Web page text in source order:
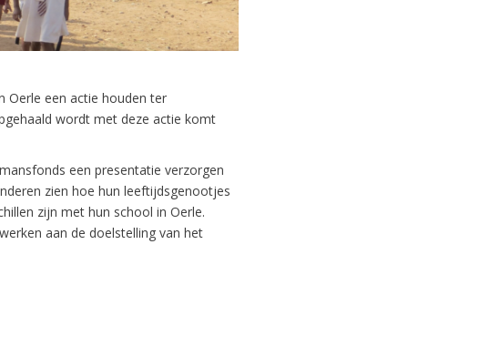
Oerle een actie houden ter
wordt met deze actie komt
een presentatie verzorgen
zien hoe hun leeftijdsgenootjes
zijn met hun school in Oerle.
aan de doelstelling van het